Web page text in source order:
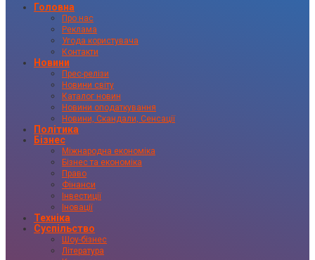
Головна
Про нас
Реклама
Угода користувача
Контакти
Новини
Прес-релізи
Новини світу
Каталог новин
Новини оподаткування
Новини, Скандали, Сенсації
Політика
Бізнес
Міжнародна економіка
Бізнес та економіка
Право
Фінанси
Інвестиції
Іновації
Техніка
Суспільство
Шоу-бізнес
Література